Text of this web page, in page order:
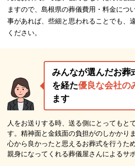
ますので、島根県の葬儀費用・料金につ
事があれば、些細と思われることでも、
ください。
みんなが選んだお葬
を経た優良な会社の
ます
人をお送りする時、送る側にとってもと
す。精神面と金銭面の負担がのしかかりま
心から良かったと思えるお葬式を行うた
親身になってくれる葬儀屋さんによるサ